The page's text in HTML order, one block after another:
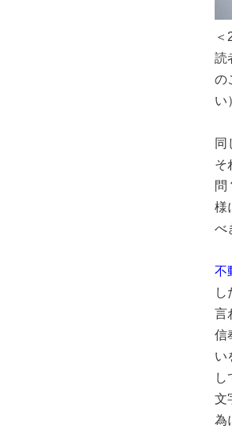
＜
読
の
い
同
そ
問
様
べ
不
し
言
信
い
し
文
為